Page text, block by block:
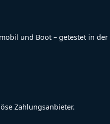
und Boot – getestet in der
Zahlungsanbieter.